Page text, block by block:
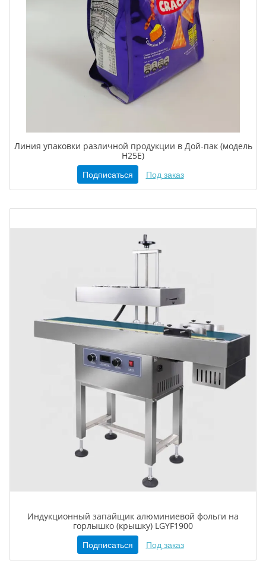
Линия упаковки различной продукции в Дой-пак (модель
H25E)
Подписаться Под заказ
Индукционный запайщик алюминиевой фольги на
горлышко (крышку) LGYF1900
Подписаться Под заказ